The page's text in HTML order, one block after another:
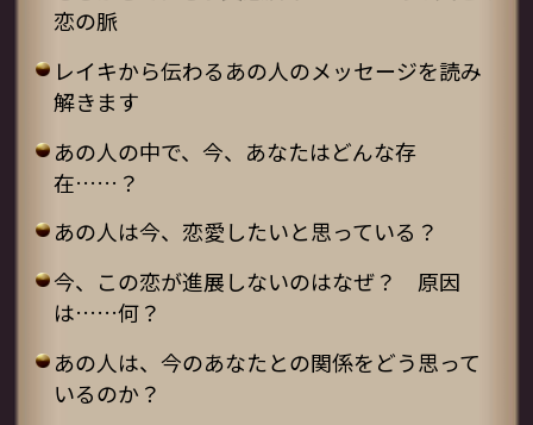
恋の脈
レイキから伝わるあの人のメッセージを読み
解きます
あの人の中で、今、あなたはどんな存
在……？
あの人は今、恋愛したいと思っている？
今、この恋が進展しないのはなぜ？ 原因
は……何？
あの人は、今のあなたとの関係をどう思って
いるのか？